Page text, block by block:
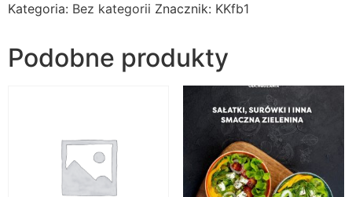
1
Kategoria: Bez kategorii Znacznik: KKfb1
Podobne produkty